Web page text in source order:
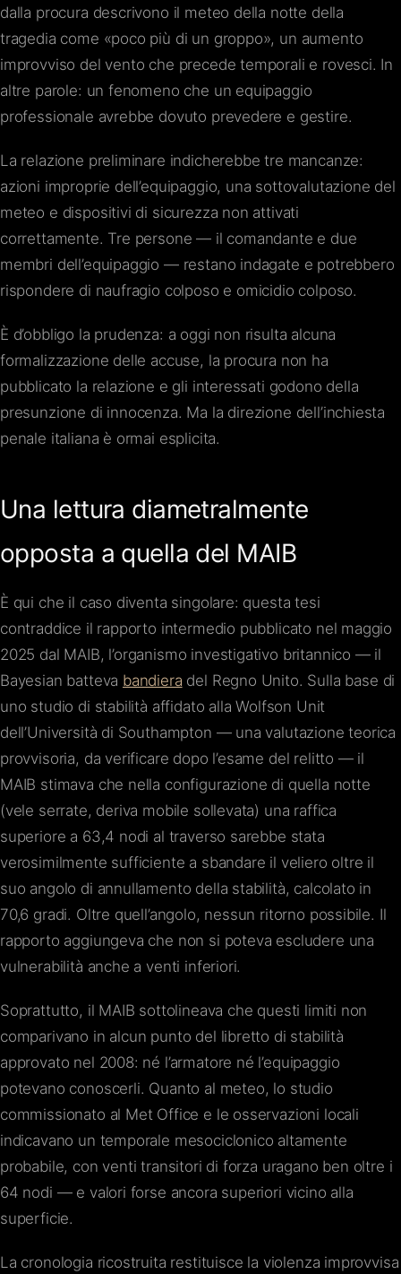
dalla procura descrivono il meteo della notte della
tragedia come «poco più di un groppo», un aumento
improvviso del vento che precede temporali e rovesci. In
altre parole: un fenomeno che un equipaggio
professionale avrebbe dovuto prevedere e gestire.
La relazione preliminare indicherebbe tre mancanze:
azioni improprie dell’equipaggio, una sottovalutazione del
meteo e dispositivi di sicurezza non attivati
correttamente. Tre persone — il comandante e due
membri dell’equipaggio — restano indagate e potrebbero
rispondere di naufragio colposo e omicidio colposo.
È d’obbligo la prudenza: a oggi non risulta alcuna
formalizzazione delle accuse, la procura non ha
pubblicato la relazione e gli interessati godono della
presunzione di innocenza. Ma la direzione dell’inchiesta
penale italiana è ormai esplicita.
Una lettura diametralmente
opposta a quella del MAIB
È qui che il caso diventa singolare: questa tesi
contraddice il rapporto intermedio pubblicato nel maggio
2025 dal MAIB, l’organismo investigativo britannico — il
Bayesian batteva bandiera del Regno Unito. Sulla base di
uno studio di stabilità affidato alla Wolfson Unit
dell’Università di Southampton — una valutazione teorica
provvisoria, da verificare dopo l’esame del relitto — il
MAIB stimava che nella configurazione di quella notte
(vele serrate, deriva mobile sollevata) una raffica
superiore a 63,4 nodi al traverso sarebbe stata
verosimilmente sufficiente a sbandare il veliero oltre il
suo angolo di annullamento della stabilità, calcolato in
70,6 gradi. Oltre quell’angolo, nessun ritorno possibile. Il
rapporto aggiungeva che non si poteva escludere una
vulnerabilità anche a venti inferiori.
Soprattutto, il MAIB sottolineava che questi limiti non
comparivano in alcun punto del libretto di stabilità
approvato nel 2008: né l’armatore né l’equipaggio
potevano conoscerli. Quanto al meteo, lo studio
commissionato al Met Office e le osservazioni locali
indicavano un temporale mesociclonico altamente
probabile, con venti transitori di forza uragano ben oltre i
64 nodi — e valori forse ancora superiori vicino alla
superficie.
La cronologia ricostruita restituisce la violenza improvvisa